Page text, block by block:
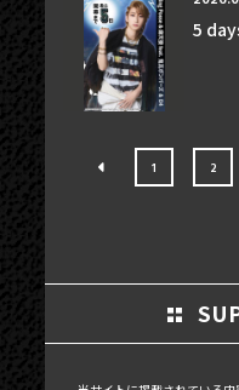
5
1 2